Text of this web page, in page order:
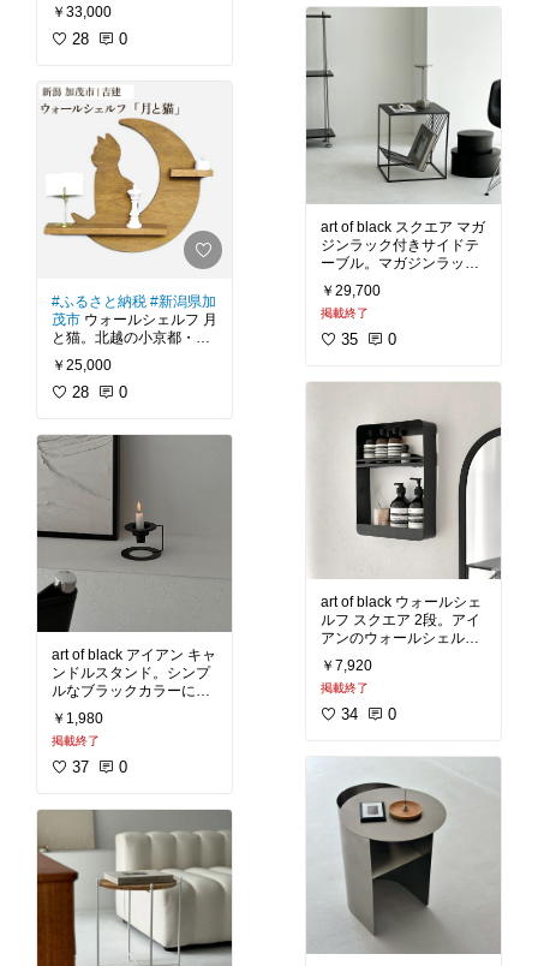
材とスチール素材を組み
合わせたハンガーラッ
きます。丈の長いコート
やワンピースにも対応で
きる十分な高さがあり、
上下にも棚板があるの
で、帽子やバッグなどの
小物を置くこともできま
#ハンガーラック
#木目
天然木 #ウォールナット
#スチール #北欧
#ナチュ
#シンプ
ルインテリア
#すっきり
収納 #収納上手 #リビン
グ #ベッドルーム #ワー
ドローブ #棚板 #一人暮
らし #送料無料
￥33,000
28 0
#ふるさと納税 #新潟県加
茂市 ウォールシェルフ 月
と猫。北越の小京都・加
茂の職人が作る飾り棚。
小物も飾れるおしゃれな
ウォールシェルフ。無垢
す。三日月に乗る猫をイ
メージしたデザインにな
っています。置いたもの
がより映えるよう暗めの
塗装をしています。玄関
に取り付けカギなどの置
き場所や、お気に入りの
小物を飾ることができま
#ウォールシェルフ
#ねこ
飾り棚 #三日月 #ミツロ
ウオイル #天然木
#リビ
ング #ベッドルーム
#送
料無料
￥25,000
28 0
art of black アイアン キャ
ンドルスタンド。シンプ
ルなブラックカラーに華
奢なハンドルが上品で、
空間に置くだけで雰囲気
がグッと上がります。
様々な形のキャンドルに
#キャンドルスタンド #こ
だわりルームライト
欧 #シンプルインテリア
#モノトーンインテリア #
#ベッドルーム
￥1,980
掲載終了
37 0
の野菜シリーズやカメ、
カレイ、ジンベイザメな
どの海シリーズ。他にも
朱鷺やてるてる坊主など
など、面白くてかわいい
#風鈴
#くらげ
#あさぎブ
ルー
#一宮弥彦神社 #タ
#ガラス
#ひん
#暑さ対策 #夏に負
ア #避暑 #送料無料
art of black スクエア マガ
ジンラック付きサイドテ
ーブル。マガジンラック
テーブルです。直線だけ
で構成されたデザインが
特徴的でテーブルの下に
#マガジンラック
#サイド
テーブル #北欧 #シンプ
#モノトー
ンインテリア #リビング
#ディスプレイ
￥29,700
掲載終了
35 0
art of black ウォールシェ
ルフ スクエア 2段。アイ
アンのウォールシェルフ
納棚は、上下で高さが違
う仕様になっています。
洗面所やキッチンなどの
のネジや釘等を使用し
て、飾るアイテムや壁の
強度に合わせて取り付け
#ウォールシェルフ
上手
#アイアン #北欧
ノトーンインテリア
ンプルインテリア
#キッチンの相棒
￥7,920
掲載終了
34 0